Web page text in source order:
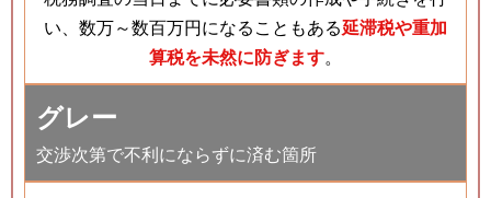
い、数万～数百万円になることもある延滞税や重加
算税を未然に防ぎます。
グレー
交渉次第で不利にならずに済む箇所